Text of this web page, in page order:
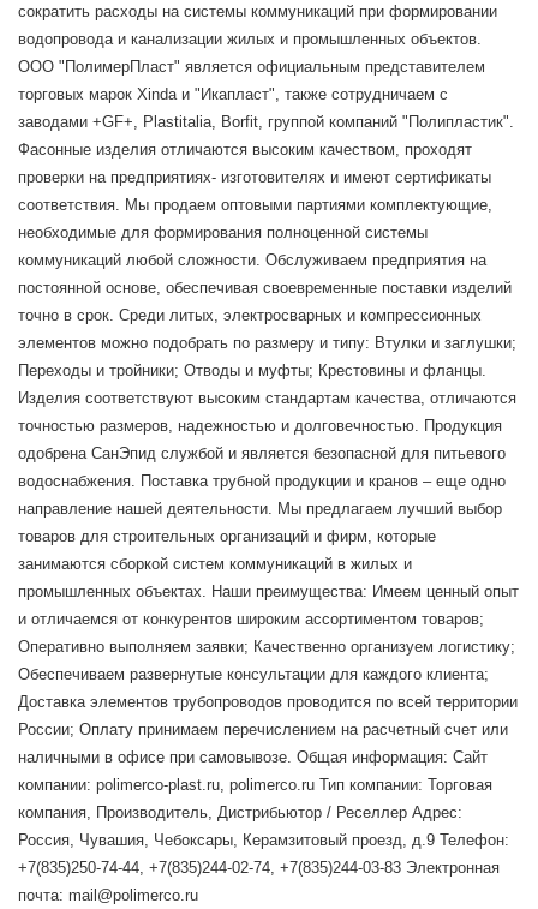
сократить расходы на системы коммуникаций при формировании
водопровода и канализации жилых и промышленных объектов.
ООО "ПолимерПласт" является официальным представителем
торговых марок Xinda и "Икапласт", также сотрудничаем с
заводами +GF+, Plastitalia, Borfit, группой компаний "Полипластик".
Фасонные изделия отличаются высоким качеством, проходят
проверки на предприятиях- изготовителях и имеют сертификаты
соответствия. Мы продаем оптовыми партиями комплектующие,
необходимые для формирования полноценной системы
коммуникаций любой сложности. Обслуживаем предприятия на
постоянной основе, обеспечивая своевременные поставки изделий
точно в срок. Среди литых, электросварных и компрессионных
элементов можно подобрать по размеру и типу: Втулки и заглушки;
Переходы и тройники; Отводы и муфты; Крестовины и фланцы.
Изделия соответствуют высоким стандартам качества, отличаются
точностью размеров, надежностью и долговечностью. Продукция
одобрена СанЭпид службой и является безопасной для питьевого
водоснабжения. Поставка трубной продукции и кранов – еще одно
направление нашей деятельности. Мы предлагаем лучший выбор
товаров для строительных организаций и фирм, которые
занимаются сборкой систем коммуникаций в жилых и
промышленных объектах. Наши преимущества: Имеем ценный опыт
и отличаемся от конкурентов широким ассортиментом товаров;
Оперативно выполняем заявки; Качественно организуем логистику;
Обеспечиваем развернутые консультации для каждого клиента;
Доставка элементов трубопроводов проводится по всей территории
России; Оплату принимаем перечислением на расчетный счет или
наличными в офисе при самовывозе. Общая информация: Сайт
компании: polimerco-plast.ru, polimerco.ru Тип компании: Торговая
компания, Производитель, Дистрибьютор / Реселлер Адрес:
Россия, Чувашия, Чебоксары, Керамзитовый проезд, д.9 Телефон:
+7(835)250-74-44, +7(835)244-02-74, +7(835)244-03-83 Электронная
почта: mail@polimerco.ru